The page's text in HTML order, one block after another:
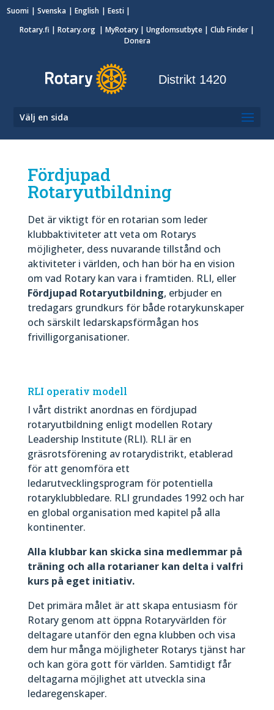
Suomi Svenska English
Eesti
Rotary.fi | Rotary.org | MyRotary | Ungdomsutbyte | Club Finder |
Donera
Distrikt 1420
Välj en sida
Fördjupad
Rotaryutbildning
Det är viktigt för en rotarian som leder
klubbaktiviteter att veta om Rotarys
möjligheter, dess nuvarande tillstånd och
aktiviteter i världen, och han bör ha en vision
om vad Rotary kan vara i framtiden. RLI, eller
Fördjupad Rotaryutbildning, erbjuder en
tredagars grundkurs för både rotarykunskaper
och särskilt ledarskapsförmågan hos
frivilligorganisationer.
RLI operativ modell
I vårt distrikt anordnas en fördjupad
rotaryutbildning enligt modellen Rotary
Leadership Institute (RLI). RLI är en
gräsrotsförening av rotarydistrikt, etablerad
för att genomföra ett
ledarutvecklingsprogram för potentiella
rotaryklubbledare. RLI grundades 1992 och har
en global organisation med kapitel på alla
kontinenter.
Alla klubbar kan skicka sina medlemmar på
träning och alla rotarianer kan delta i valfri
kurs på eget initiativ.
Det primära målet är att skapa entusiasm för
Rotary genom att öppna Rotaryvärlden för
deltagare utanför den egna klubben och visa
dem hur många möjligheter Rotarys tjänst har
och kan göra gott för världen. Samtidigt får
deltagarna möjlighet att utveckla sina
ledaregenskaper.